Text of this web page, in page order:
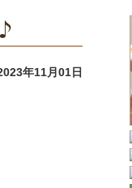
年11月01日